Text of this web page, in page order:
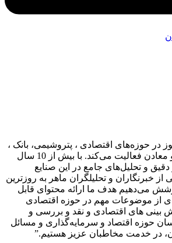
اقتصادی ، پتروشیمی، بانک ،
سرمایه‌گذاری، صنایع و معادن فعالیت می‌کند. با بیش از 10 سال
و تحلیل‌های جامع در این صنایع
و تحلیلگران ماهر به روزترین
هدف ما ارائه محتوای قابل
مهم در حوزه اقتصادی
های اقتصادی و نقد و بررسی و
اقتصاد و سرمایه‌گذاری و مسائل
خدمت مخاطبان عزیز هستیم.”